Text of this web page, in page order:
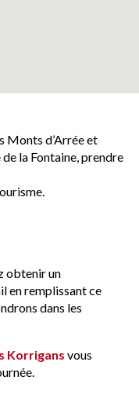
Monts d’Arrée et
la Fontaine, prendre
obtenir un
en remplissant ce
dans les
Korrigans vous